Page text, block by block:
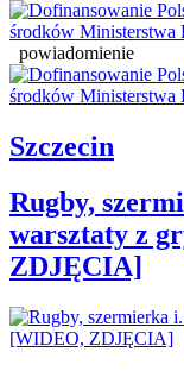
powiadomienie
Szczecin
Rugby,
warsztaty z
ZDJĘCIA]